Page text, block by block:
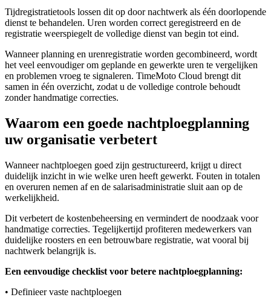
Tijdregistratietools lossen dit op door nachtwerk als één doorlopende
dienst te behandelen. Uren worden correct geregistreerd en de
registratie weerspiegelt de volledige dienst van begin tot eind.
Wanneer planning en urenregistratie worden gecombineerd, wordt
het veel eenvoudiger om geplande en gewerkte uren te vergelijken
en problemen vroeg te signaleren. TimeMoto Cloud brengt dit
samen in één overzicht, zodat u de volledige controle behoudt
zonder handmatige correcties.
Waarom een goede nachtploegplanning
uw organisatie verbetert
Wanneer nachtploegen goed zijn gestructureerd, krijgt u direct
duidelijk inzicht in wie welke uren heeft gewerkt. Fouten in totalen
en overuren nemen af en de salarisadministratie sluit aan op de
werkelijkheid.
Dit verbetert de kostenbeheersing en vermindert de noodzaak voor
handmatige correcties. Tegelijkertijd profiteren medewerkers van
duidelijke roosters en een betrouwbare registratie, wat vooral bij
nachtwerk belangrijk is.
Een eenvoudige checklist voor betere nachtploegplanning:
• Definieer vaste nachtploegen